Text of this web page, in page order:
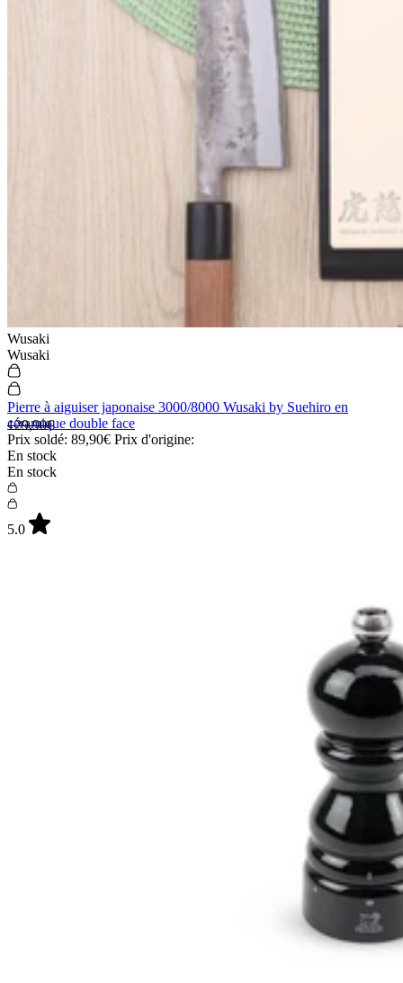
Wusaki
Wusaki
Pierre à aiguiser japonaise 3000/8000 Wusaki by Suehiro en
céramique double face
Prix soldé: 89,90€ Prix d'origine:
129,90€
En stock
En stock
5.0